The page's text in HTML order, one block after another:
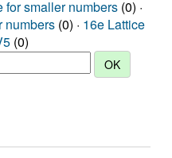
for smaller numbers (0) ·
numbers (0) · 16e Lattice
(0)